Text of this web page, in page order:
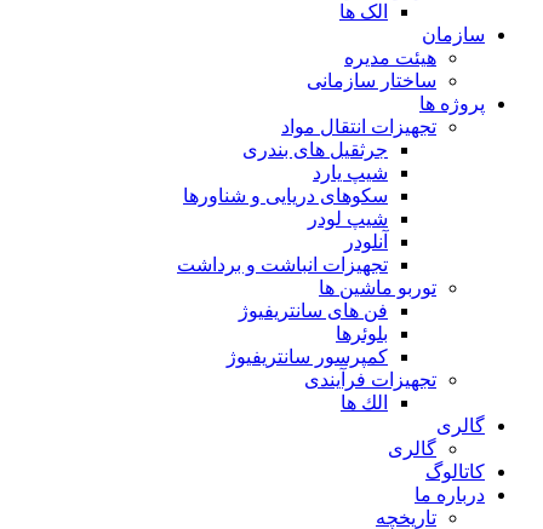
الک ها
سازمان
هيئت مديره
ساختار سازمانی
پروژه ها
تجهيزات انتقال مواد
جرثقيل های بندری
شيپ يارد
سكوهای دريايی و شناورها
شيپ لودر
آنلودر
تجهيزات انباشت و برداشت
توربو ماشين ها
فن های سانتريفيوژ
بلوئرها
کمپرسور سانتریفیوژ
تجهیزات فرآیندی
الك ها
گالری
گالری
کاتالوگ
درباره ما
تاريخچه